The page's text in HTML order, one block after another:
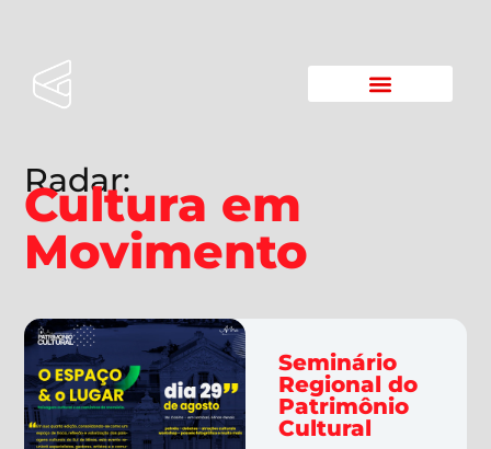
Radar:
Cultura em
Movimento
Seminário
Regional do
Patrimônio
Cultural